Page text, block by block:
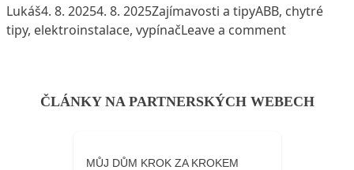
Posted by
Lukáš4. 8. 20254. 8. 2025Posted in
Zajímavosti a tipyTags:
ABB, chytré
tipy, elektroinstalace, vypínačLeave a commenton Chytré
ČLÁNKY NA PARTNERSKÝCH WEBECH
MŮJ DŮM KROK ZA KROKEM